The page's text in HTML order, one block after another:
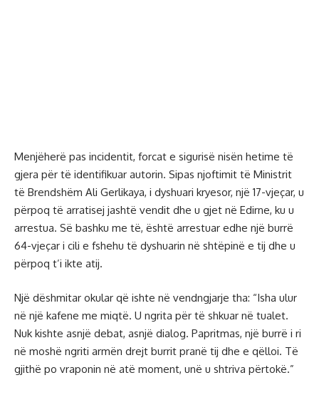
Menjëherë pas incidentit, forcat e sigurisë nisën hetime të
gjera për të identifikuar autorin. Sipas njoftimit të Ministrit
të Brendshëm Ali Gerlikaya, i dyshuari kryesor, një 17-vjeçar, u
përpoq të arratisej jashtë vendit dhe u gjet në Edirne, ku u
arrestua. Së bashku me të, është arrestuar edhe një burrë
64-vjeçar i cili e fshehu të dyshuarin në shtëpinë e tij dhe u
përpoq t’i ikte atij.
Një dëshmitar okular që ishte në vendngjarje tha: “Isha ulur
në një kafene me miqtë. U ngrita për të shkuar në tualet.
Nuk kishte asnjë debat, asnjë dialog. Papritmas, një burrë i ri
në moshë ngriti armën drejt burrit pranë tij dhe e qëlloi. Të
gjithë po vraponin në atë moment, unë u shtriva përtokë.”